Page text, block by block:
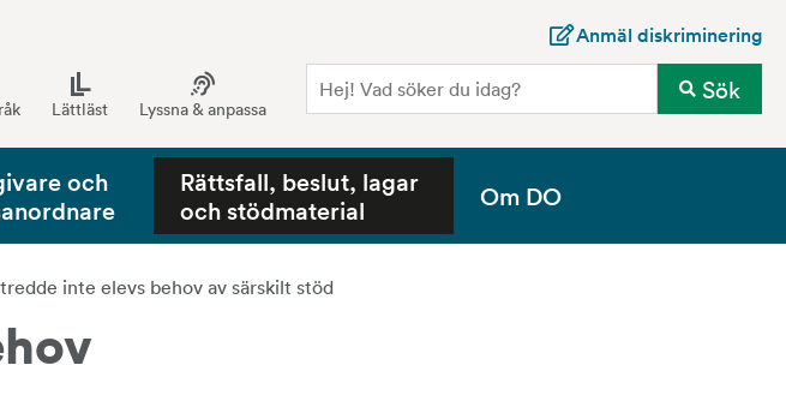
Anmäl diskriminering
Lättläst Lyssna & anpassa
Sök
och
Rättsfall, beslut, lagar
och stödmaterial
Om DO
inte elevs behov av särskilt stöd